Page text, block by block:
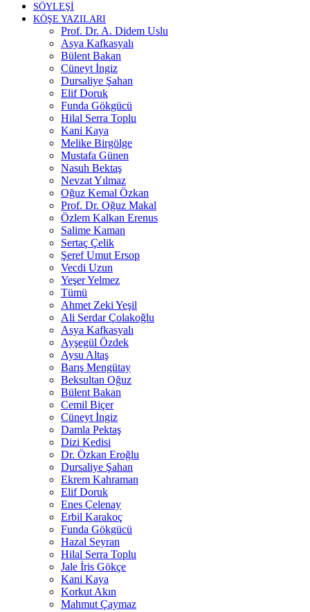
SÖYLEŞİ
KÖŞE YAZILARI
Prof. Dr. A. Didem Uslu
Asya Kafkasyalı
Bülent Bakan
Cüneyt İngiz
Dursaliye Şahan
Elif Doruk
Funda Gökgücü
Hilal Serra Toplu
Kani Kaya
Melike Birgölge
Mustafa Günen
Nasuh Bektaş
Nevzat Yılmaz
Oğuz Kemal Özkan
Prof. Dr. Oğuz Makal
Özlem Kalkan Erenus
Salime Kaman
Sertaç Çelik
Şeref Umut Ersop
Vecdi Uzun
Yeşer Yelmez
Tümü
Ahmet Zeki Yeşil
Ali Serdar Çolakoğlu
Asya Kafkasyalı
Ayşegül Özdek
Aysu Altaş
Barış Mengütay
Beksultan Oğuz
Bülent Bakan
Cemil Biçer
Cüneyt İngiz
Damla Pektaş
Dizi Kedisi
Dr. Özkan Eroğlu
Dursaliye Şahan
Ekrem Kahraman
Elif Doruk
Enes Çelenay
Erbil Karakoç
Funda Gökgücü
Hazal Seyran
Hilal Serra Toplu
Jale İris Gökçe
Kani Kaya
Korkut Akın
Mahmut Çaymaz